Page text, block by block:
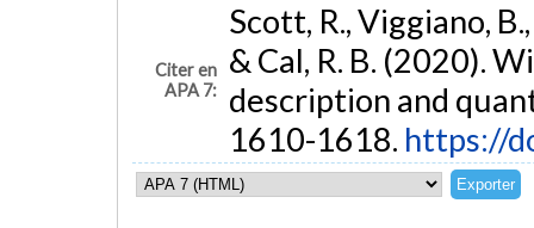
Citer en
APA 7:
Scott, R., Viggiano,
& Cal, R. B. (2020).
description and
1610-1618. https://